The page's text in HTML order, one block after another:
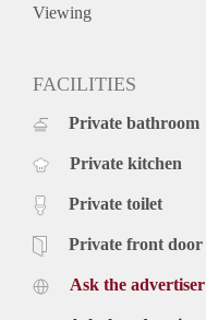
Viewing
FACILITIES
Private bathroom
Private kitchen
Private toilet
Private front door
Ask the advertiser